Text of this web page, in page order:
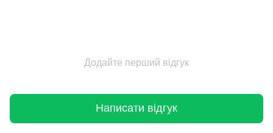
Додайте перший відгук
Написати відгук